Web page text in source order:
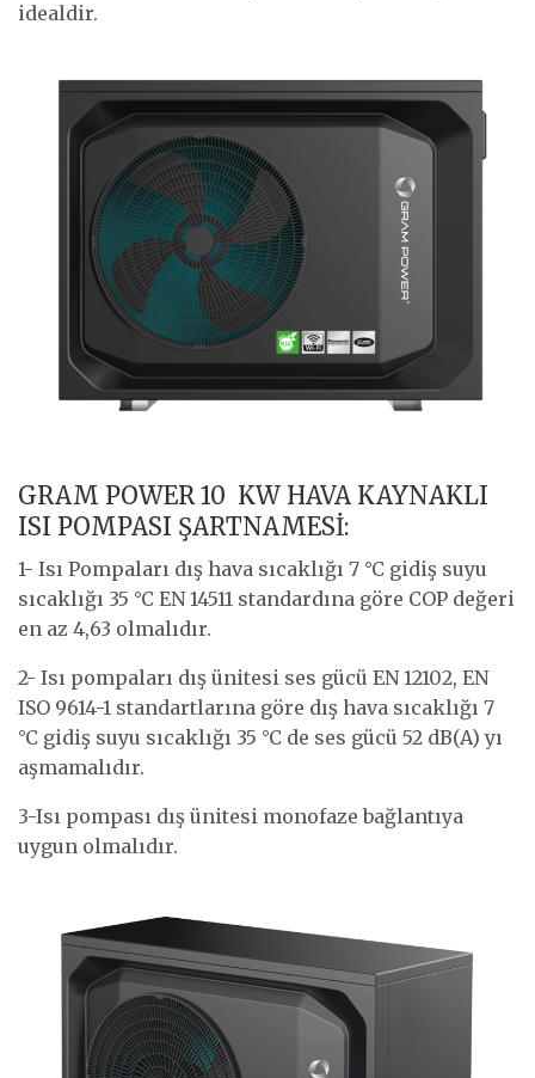
idealdir.
GRAM POWER 10 KW HAVA KAYNAKLI
ISI POMPASI ŞARTNAMESİ:
1- Isı Pompaları dış hava sıcaklığı 7 °C gidiş suyu
sıcaklığı 35 °C EN 14511 standardına göre COP değeri
en az 4,63 olmalıdır.
2- Isı pompaları dış ünitesi ses gücü EN 12102, EN
ISO 9614-1 standartlarına göre dış hava sıcaklığı 7
°C gidiş suyu sıcaklığı 35 °C de ses gücü 52 dB(A) yı
aşmamalıdır.
3-Isı pompası dış ünitesi monofaze bağlantıya
uygun olmalıdır.